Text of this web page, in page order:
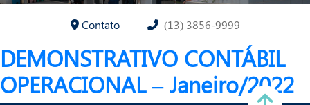
Contato (13) 3856-9999
DEMONSTRATIVO CONTÁBIL
OPERACIONAL – Janeiro/2022